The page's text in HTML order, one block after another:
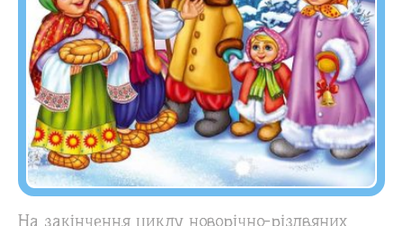
На закінчення циклу новорічно-різдвяних